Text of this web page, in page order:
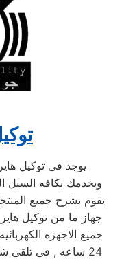
يوجد فى توكيل
ويخدمك بكافه السبل
يقوم بشرح جميع
جهاز ما من توكيل
جميع الاجهزه
24 ساعه , فى تلقى